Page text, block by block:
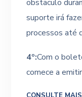
obstaculo
suporte irá
processos até
4º:Com o
comece a